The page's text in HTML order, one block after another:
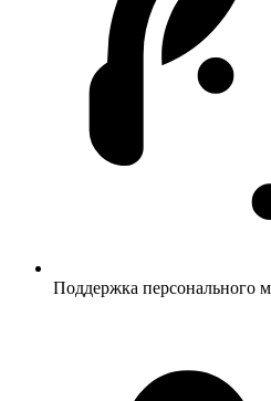
Поддержка персонального